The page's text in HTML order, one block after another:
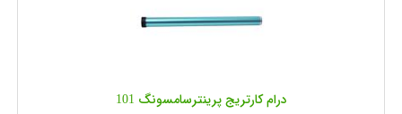
درام کارتریج پرینترسامسونگ 101